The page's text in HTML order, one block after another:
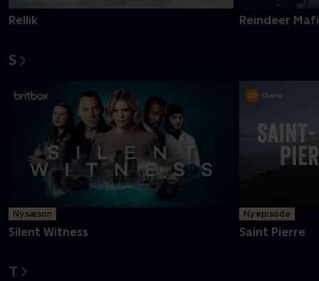
Rellik Reindeer
S
Ny sæson
Silent Witness
Ny episode
Saint Pierre
T